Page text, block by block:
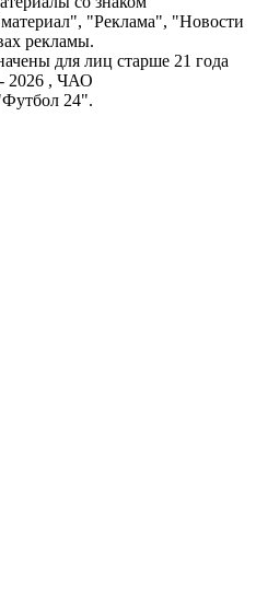
"Реклама", "Новости
рекламы.
для лиц старше 21 года
2026 , ЧАО
24".